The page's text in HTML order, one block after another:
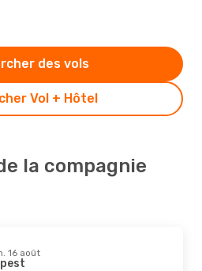
Vol + Hôtel
des vols
la compagnie
16 août